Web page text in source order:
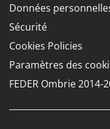
Novatec
Novital
NuAir
NuovaFac
Officine Savioli
Données
Sécurité
Cookies Policies
Paramètres des
FEDER Ombrie 2014-